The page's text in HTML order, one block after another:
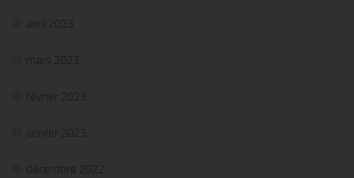
avril 2023
mars 2023
février 2023
janvier 2023
décembre 2022